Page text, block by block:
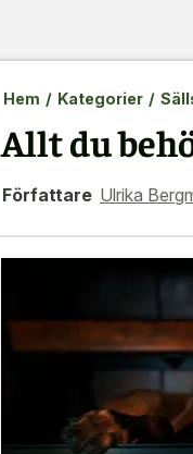
Hem / Kategorier /
Allt du
Författare Ulrika